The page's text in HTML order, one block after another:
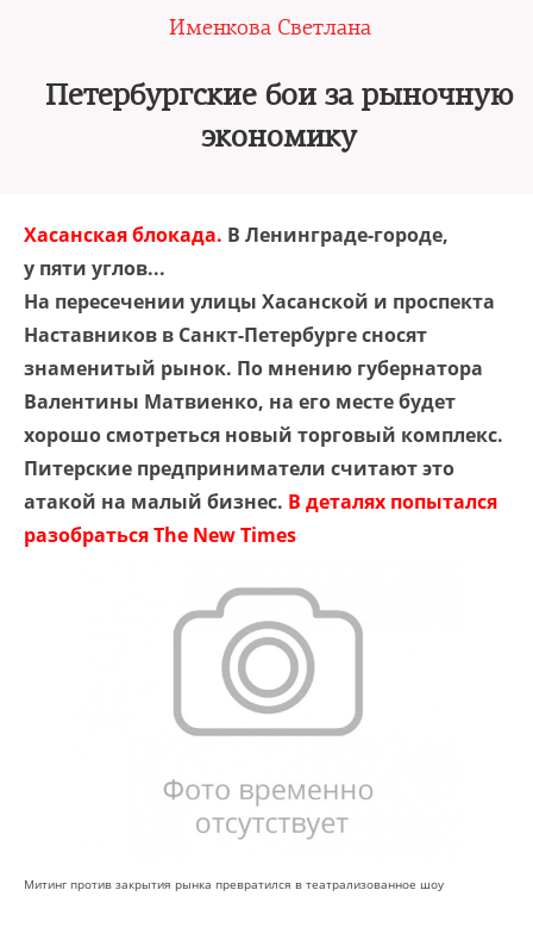
Именкова Светлана
Петербургские бои за рыночную
экономику
Хасанская блокада. В Ленинграде-городе,
у пяти углов...
На пересечении улицы Хасанской и проспекта
Наставников в Санкт-Петербурге сносят
знаменитый рынок. По мнению губернатора
Валентины Матвиенко, на его месте будет
хорошо смотреться новый торговый комплекс.
Питерские предприниматели считают это
атакой на малый бизнес. В деталях попытался
разобраться The New Times
Митинг против закрытия рынка превратился в театрализованное шоу